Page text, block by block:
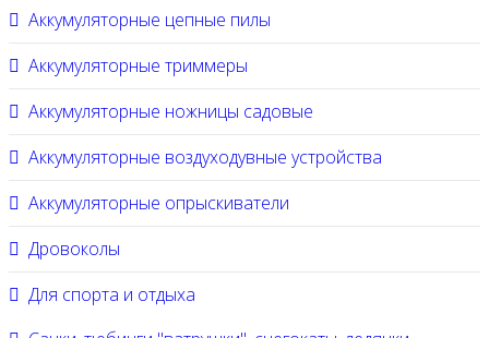
Аккумуляторные цепные пилы
Аккумуляторные триммеры
Аккумуляторные ножницы садовые
Аккумуляторные воздуходувные устройства
Аккумуляторные опрыскиватели
Дровоколы
Для спорта и отдыха